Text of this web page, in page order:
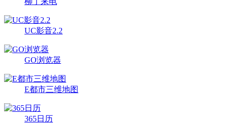
UC影音2.2
GO浏览器
E都市三维地图
365日历